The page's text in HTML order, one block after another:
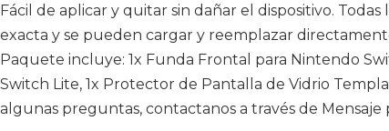
Fácil de aplicar y quitar sin dañar el dispositivo.
exacta y se pueden cargar y reemplazar
Paquete incluye: 1x Funda Frontal para Nintendo
Switch Lite, 1x Protector de Pantalla de Vidrio
algunas preguntas, contactanos a través de Mensaje